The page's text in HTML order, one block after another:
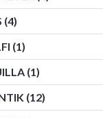
(4)
(1)
(1)
(12)